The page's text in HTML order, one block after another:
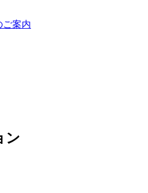
ご案内
ン